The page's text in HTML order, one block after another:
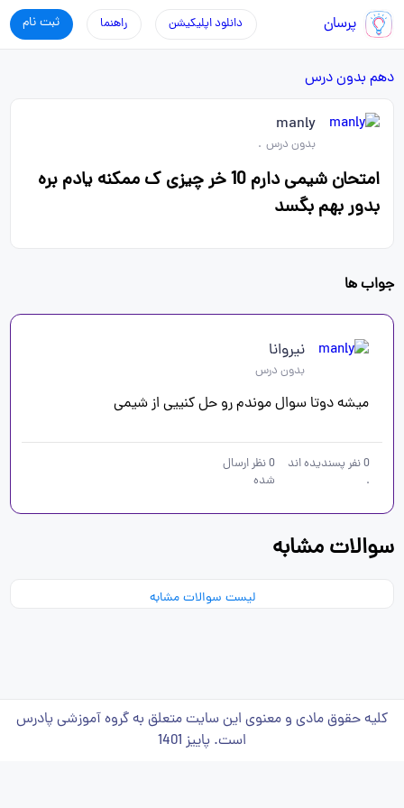
پرسان ثبت نام راهنما دانلود اپلیکیشن
دهم بدون درس
manly
بدون درس .
امتحان شیمی دارم 10 خر چیزی ک ممکنه یادم بره
بدور بهم بگسد
جواب ها
نیروانا
بدون درس
میشه دوتا سوال موندم رو حل کنییی از شیمی
0نفر پسندیده اند
.
0نظر ارسال
شده
سوالات مشابه
لیست سوالات مشابه
کلیه حقوق مادی و معنوی این سایت متعلق به گروه آموزشی پادرس
است. پاییز 1401